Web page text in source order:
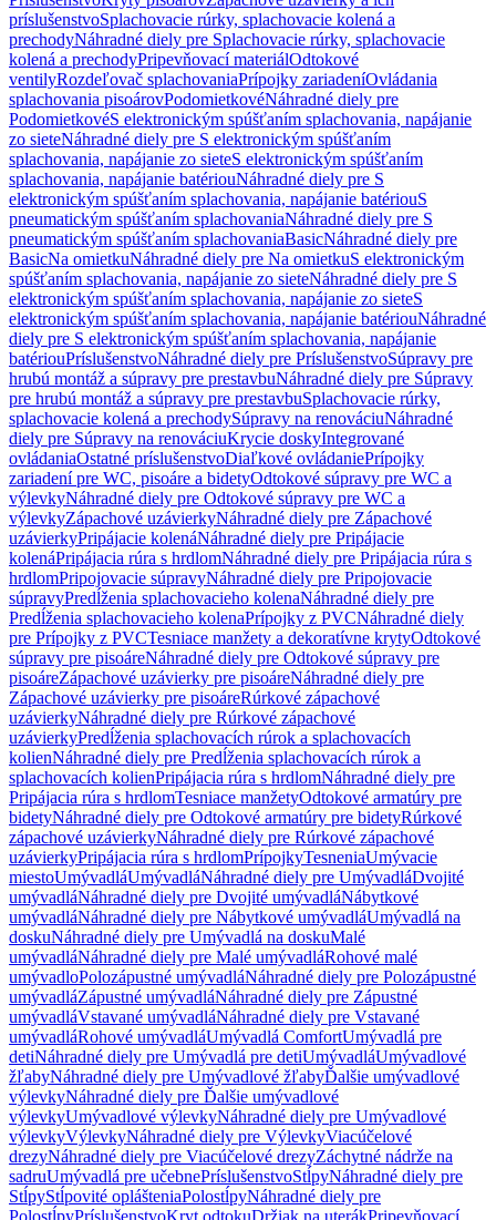
príslušenstvoSplachovacie rúrky, splachovacie kolená a
prechodyNáhradné diely pre Splachovacie rúrky, splachovacie
kolená a prechodyPripevňovací materiálOdtokové
ventilyRozdeľovač splachovaniaPrípojky zariadeníOvládania
splachovania pisoárovPodomietkovéNáhradné diely pre
PodomietkovéS elektronickým spúšťaním splachovania, napájanie
zo sieteNáhradné diely pre S elektronickým spúšťaním
splachovania, napájanie zo sieteS elektronickým spúšťaním
splachovania, napájanie batériouNáhradné diely pre S
elektronickým spúšťaním splachovania, napájanie batériouS
pneumatickým spúšťaním splachovaniaNáhradné diely pre S
pneumatickým spúšťaním splachovaniaBasicNáhradné diely pre
BasicNa omietkuNáhradné diely pre Na omietkuS elektronickým
spúšťaním splachovania, napájanie zo sieteNáhradné diely pre S
elektronickým spúšťaním splachovania, napájanie zo sieteS
elektronickým spúšťaním splachovania, napájanie batériouNáhradné
diely pre S elektronickým spúšťaním splachovania, napájanie
batériouPríslušenstvoNáhradné diely pre PríslušenstvoSúpravy pre
hrubú montáž a súpravy pre prestavbuNáhradné diely pre Súpravy
pre hrubú montáž a súpravy pre prestavbuSplachovacie rúrky,
splachovacie kolená a prechodySúpravy na renováciuNáhradné
diely pre Súpravy na renováciuKrycie doskyIntegrované
ovládaniaOstatné príslušenstvoDiaľkové ovládaniePrípojky
zariadení pre WC, pisoáre a bidetyOdtokové súpravy pre WC a
výlevkyNáhradné diely pre Odtokové súpravy pre WC a
výlevkyZápachové uzávierkyNáhradné diely pre Zápachové
uzávierkyPripájacie kolenáNáhradné diely pre Pripájacie
kolenáPripájacia rúra s hrdlomNáhradné diely pre Pripájacia rúra s
hrdlomPripojovacie súpravyNáhradné diely pre Pripojovacie
súpravyPredĺženia splachovacieho kolenaNáhradné diely pre
Predĺženia splachovacieho kolenaPrípojky z PVCNáhradné diely
pre Prípojky z PVCTesniace manžety a dekoratívne krytyOdtokové
súpravy pre pisoáreNáhradné diely pre Odtokové súpravy pre
pisoáreZápachové uzávierky pre pisoáreNáhradné diely pre
Zápachové uzávierky pre pisoáreRúrkové zápachové
uzávierkyNáhradné diely pre Rúrkové zápachové
uzávierkyPredĺženia splachovacích rúrok a splachovacích
kolienNáhradné diely pre Predĺženia splachovacích rúrok a
splachovacích kolienPripájacia rúra s hrdlomNáhradné diely pre
Pripájacia rúra s hrdlomTesniace manžetyOdtokové armatúry pre
bidetyNáhradné diely pre Odtokové armatúry pre bidetyRúrkové
zápachové uzávierkyNáhradné diely pre Rúrkové zápachové
uzávierkyPripájacia rúra s hrdlomPrípojkyTesneniaUmývacie
miestoUmývadláUmývadláNáhradné diely pre UmývadláDvojité
umývadláNáhradné diely pre Dvojité umývadláNábytkové
umývadláNáhradné diely pre Nábytkové umývadláUmývadlá na
doskuNáhradné diely pre Umývadlá na doskuMalé
umývadláNáhradné diely pre Malé umývadláRohové malé
umývadloPolozápustné umývadláNáhradné diely pre Polozápustné
umývadláZápustné umývadláNáhradné diely pre Zápustné
umývadláVstavané umývadláNáhradné diely pre Vstavané
umývadláRohové umývadláUmývadlá ComfortUmývadlá pre
detiNáhradné diely pre Umývadlá pre detiUmývadláUmývadlové
žľabyNáhradné diely pre Umývadlové žľabyĎalšie umývadlové
výlevkyNáhradné diely pre Ďalšie umývadlové
výlevkyUmývadlové výlevkyNáhradné diely pre Umývadlové
výlevkyVýlevkyNáhradné diely pre VýlevkyViacúčelové
drezyNáhradné diely pre Viacúčelové drezyZáchytné nádrže na
sadruUmývadlá pre učebnePríslušenstvoStĺpyNáhradné diely pre
StĺpyStĺpovité oplášteniaPolostĺpyNáhradné diely pre
PolostĺpyPríslušenstvoKryt odtokuDržiak na uterákPripevňovací